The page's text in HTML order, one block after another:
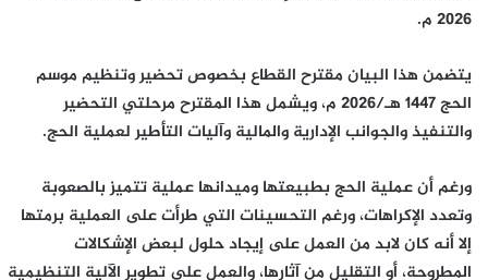
2026 م.
يتضمن هذا البيان مقترح القطاع بخصوص تحضير وتنظيم موسم
الحج 1447 هـ/2026 م، ويشمل هذا المقترح مرحلتي التحضير
والتنفيذ والجوانب الإدارية والمالية وآليات التأطير لعملية الحج.
ورغم أن عملية الحج بطبيعتها وميدانها عملية تتميز بالصعوبة
وتعدد الإكراهات، ورغم التحسينات التي طرأت على العملية برمتها
إلا أنه كان لابد من العمل على إيجاد حلول لبعض الإشكالات
المطروحة، أو التقليل من آثارها، والعمل على تطوير الآلية التنظيمية